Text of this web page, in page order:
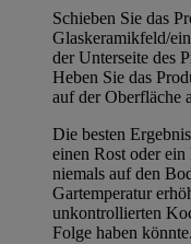
Schieben Sie das
Glaskeramikfeld/
der Unterseite des
Heben Sie das
auf der Oberfläche
Die besten
einen Rost oder
niemals auf den
Gartemperatur
unkontrollierten
Folge haben könnte.